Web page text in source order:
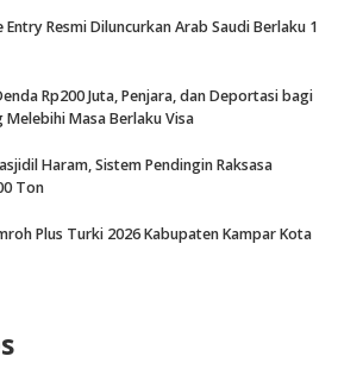
Resmi Diluncurkan Arab Saudi Berlaku 1
Rp200 Juta, Penjara, dan Deportasi bagi
Melebihi Masa Berlaku Visa
Haram, Sistem Pendingin Raksasa
Ton
Plus Turki 2026 Kabupaten Kampar Kota